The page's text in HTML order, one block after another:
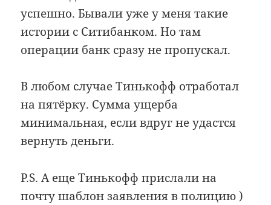
успешно. Бывали уже у меня такие
истории с Ситибанком. Но там
операции банк сразу не пропускал.
В любом случае Тинькофф отработал
на пятёрку. Сумма ущерба
минимальная, если вдруг не удастся
вернуть деньги.
P.S. А еще Тинькофф прислали на
почту шаблон заявления в полицию )